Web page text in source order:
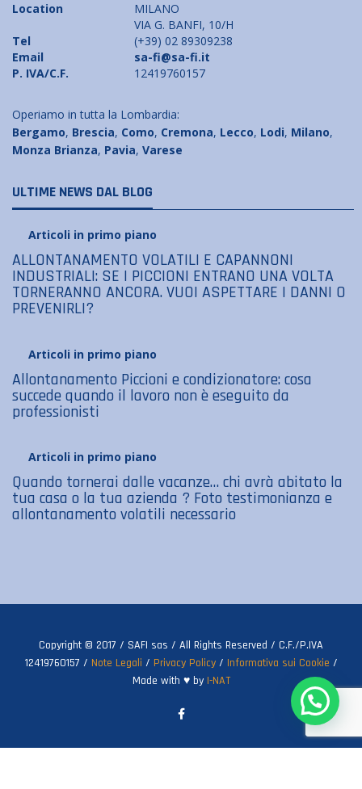
Location
MILANO
VIA G. BANFI, 10/H
Tel
(+39) 02 89309238
Email
sa-fi@sa-fi.it
P. IVA/C.F.
12419760157
Operiamo in tutta la Lombardia:
Bergamo, Brescia, Como, Cremona, Lecco, Lodi, Milano,
Monza Brianza, Pavia, Varese
ULTIME NEWS DAL BLOG
Articoli in primo piano
ALLONTANAMENTO VOLATILI E CAPANNONI
INDUSTRIALI: SE I PICCIONI ENTRANO UNA VOLTA
TORNERANNO ANCORA. VUOI ASPETTARE I DANNI O
PREVENIRLI?
Articoli in primo piano
Allontanamento Piccioni e condizionatore: cosa
succede quando il lavoro non è eseguito da
professionisti
Articoli in primo piano
Quando tornerai dalle vacanze… chi avrà abitato la
tua casa o la tua azienda ? Foto testimonianza e
allontanamento volatili necessario
Copyright © 2017 / SAFI sas / All Rights Reserved / C.F./P.IVA
12419760157 / Note Legali / Privacy Policy/ Informativa sui Cookie /
Made with ♥ by I-NAT